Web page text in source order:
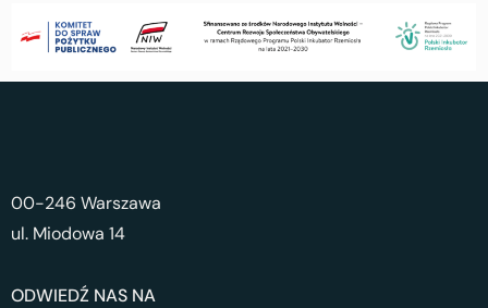
00-246 Warszawa
ul. Miodowa 14
ODWIEDŹ NAS NA